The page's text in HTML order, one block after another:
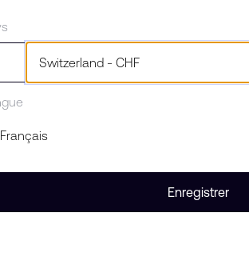
revient
et
bracelet
crée en
jours, seul
Enregistrer